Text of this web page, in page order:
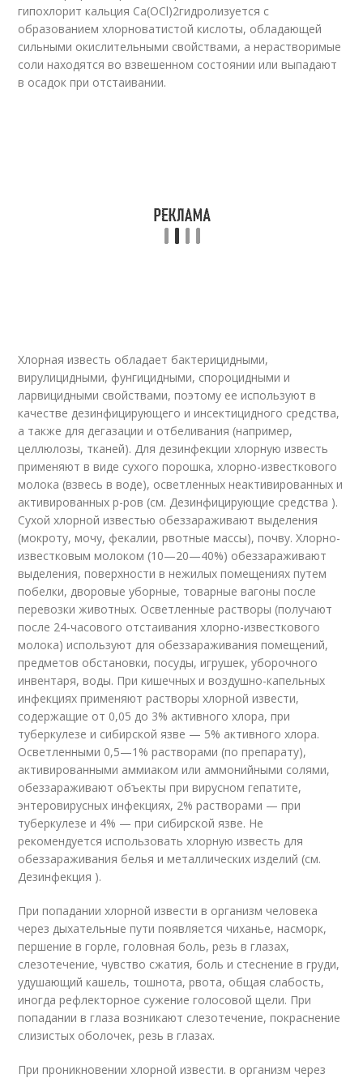
гипохлорит кальция Ca(OCl)2гидролизуется с
образованием хлорноватистой кислоты, обладающей
сильными окислительными свойствами, а нерастворимые
соли находятся во взвешенном состоянии или выпадают
в осадок при отстаивании.
Хлорная известь обладает бактерицидными,
вирулицидными, фунгицидными, спороцидными и
ларвицидными свойствами, поэтому ее используют в
качестве дезинфицирующего и инсектицидного средства,
а также для дегазации и отбеливания (например,
целлюлозы, тканей). Для дезинфекции хлорную известь
применяют в виде сухого порошка, хлорно-известкового
молока (взвесь в воде), осветленных неактивированных и
активированных р-ров (см. Дезинфицирующие средства ).
Сухой хлорной известью обеззараживают выделения
(мокроту, мочу, фекалии, рвотные массы), почву. Хлорно-
известковым молоком (10—20—40%) обеззараживают
выделения, поверхности в нежилых помещениях путем
побелки, дворовые уборные, товарные вагоны после
перевозки животных. Осветленные растворы (получают
после 24-часового отстаивания хлорно-известкового
молока) используют для обеззараживания помещений,
предметов обстановки, посуды, игрушек, уборочного
инвентаря, воды. При кишечных и воздушно-капельных
инфекциях применяют растворы хлорной извести,
содержащие от 0,05 до 3% активного хлора, при
туберкулезе и сибирской язве — 5% активного хлора.
Осветленными 0,5—1% растворами (по препарату),
активированными аммиаком или аммонийными солями,
обеззараживают объекты при вирусном гепатите,
энтеровирусных инфекциях, 2% растворами — при
туберкулезе и 4% — при сибирской язве. Не
рекомендуется использовать хлорную известь для
обеззараживания белья и металлических изделий (см.
Дезинфекция ).
При попадании хлорной извести в организм человека
через дыхательные пути появляется чиханье, насморк,
першение в горле, головная боль, резь в глазах,
слезотечение, чувство сжатия, боль и стеснение в груди,
удушающий кашель, тошнота, рвота, общая слабость,
иногда рефлекторное сужение голосовой щели. При
попадании в глаза возникают слезотечение, покраснение
слизистых оболочек, резь в глазах.
При проникновении хлорной извести. в организм через